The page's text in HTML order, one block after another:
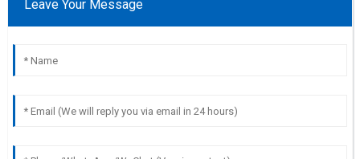
Leave Your Message